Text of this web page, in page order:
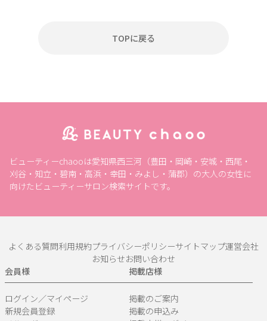
TOPに戻る
ビューティーchaooは愛知県西三河（豊田・岡崎・安城・西尾・
刈谷・知立・碧南・高浜・幸田・みよし・蒲郡）の大人の女性に
向けたビューティーサロン検索サイトです。
よくある質問利用規約プライバシーポリシーサイトマップ運営会社
お知らせお問い合わせ
会員様
ログイン／マイページ
新規会員登録
掲載店様
掲載のご案内
掲載の申込み